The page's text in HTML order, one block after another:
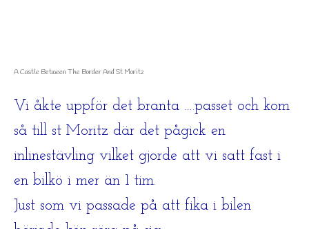
A Castle Between The Border And St Moritz
Vi åkte uppför det branta ….passet och kom
så till st Moritz där det pågick en
inlinestävling vilket gjorde att vi satt fast i
en bilkö i mer än 1 tim.
Just som vi passade på att fika i bilen